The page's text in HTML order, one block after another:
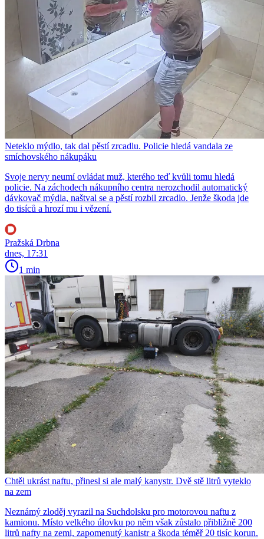
Neteklo mýdlo, tak dal pěstí zrcadlu. Policie hledá vandala ze
smíchovského nákupáku
Svoje nervy neumí ovládat muž, kterého teď kvůli tomu hledá
policie. Na záchodech nákupního centra nerozchodil automatický
dávkovač mýdla, naštval se a pěstí rozbil zrcadlo. Jenže škoda jde
do tisíců a hrozí mu i vězení.
Pražská Drbna
dnes, 17:31
1 min
Chtěl ukrást naftu, přinesl si ale malý kanystr. Dvě stě litrů vyteklo
na zem
Neznámý zloděj vyrazil na Suchdolsku pro motorovou naftu z
kamionu. Místo velkého úlovku po něm však zůstalo přibližně 200
litrů nafty na zemi, zapomenutý kanistr a škoda téměř 20 tisíc korun.